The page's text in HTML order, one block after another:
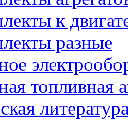
к
разные
топливная